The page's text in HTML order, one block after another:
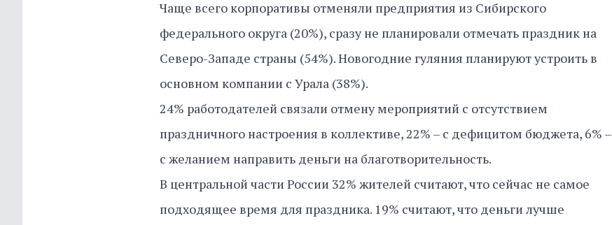
Чаще всего корпоративы отменяли предприятия из Сибирского
федерального округа (20%), сразу не планировали отмечать праздник на
Северо-Западе страны (54%). Новогодние гуляния планируют устроить в
основном компании с Урала (38%).
24% работодателей связали отмену мероприятий с отсутствием
праздничного настроения в коллективе, 22% – с дефицитом бюджета, 6% –
с желанием направить деньги на благотворительность.
В центральной части России 32% жителей считают, что сейчас не самое
подходящее время для праздника. 19% считают, что деньги лучше